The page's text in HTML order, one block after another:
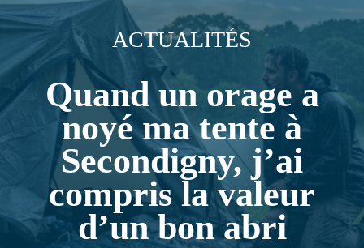
ACTUALITÉS
Quand un orage a
noyé ma tente à
Secondigny, j’ai
compris la valeur
d’un bon abri